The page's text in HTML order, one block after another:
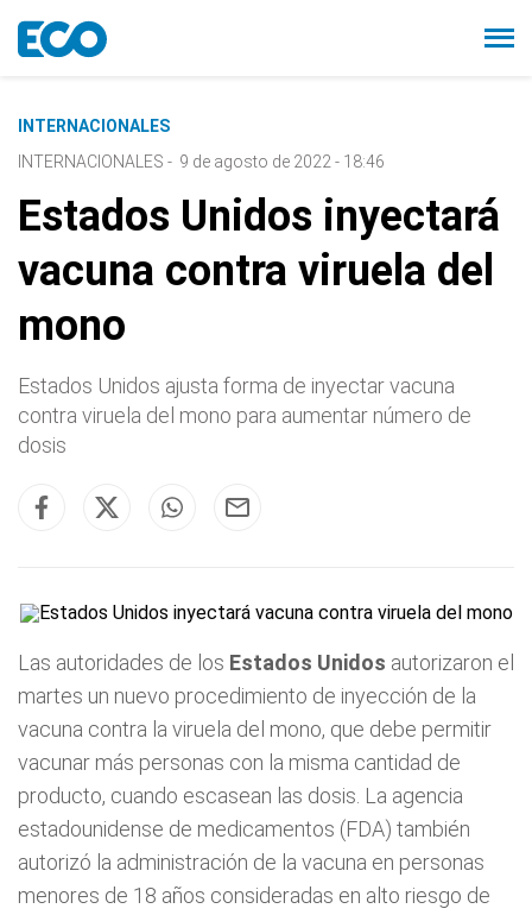
INTERNACIONALES
INTERNACIONALES - 9 de agosto de 2022 - 18:46
Estados Unidos inyectará
vacuna contra viruela del
mono
Estados Unidos ajusta forma de inyectar vacuna
contra viruela del mono para aumentar número de
dosis
Las autoridades de los Estados Unidos autorizaron el
martes un nuevo procedimiento de inyección de la
vacuna contra la viruela del mono, que debe permitir
vacunar más personas con la misma cantidad de
producto, cuando escasean las dosis. La agencia
estadounidense de medicamentos (FDA) también
autorizó la administración de la vacuna en personas
menores de 18 años consideradas en alto riesgo de